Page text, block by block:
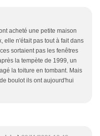
acheté une petite maison
elle n'était pas tout à fait dans
sortaient pas les fenêtres
la tempète de 1999, un
la toiture en tombant. Mais
boulot ils ont aujourd'hui